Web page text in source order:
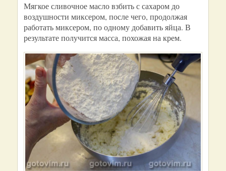
Мягкое сливочное масло взбить с сахаром до
воздушности миксером, после чего, продолжая
работать миксером, по одному добавить яйца. В
результате получится масса, похожая на крем.